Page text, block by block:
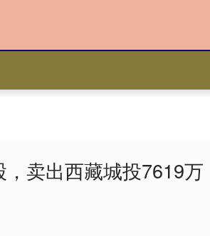
卖出西藏城投7619万